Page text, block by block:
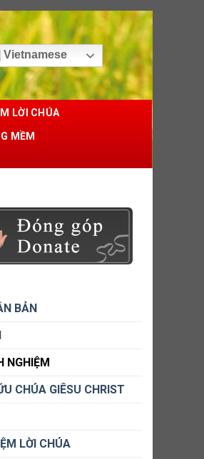
Vietnamese
LỜI CHÚA
MỀM
BẢN
NGHIỆM
CHÚA GIÊSU CHRIST
LỜI CHÚA